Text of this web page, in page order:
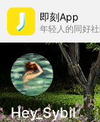
即刻App
年轻人的同好
Hey_Sybil